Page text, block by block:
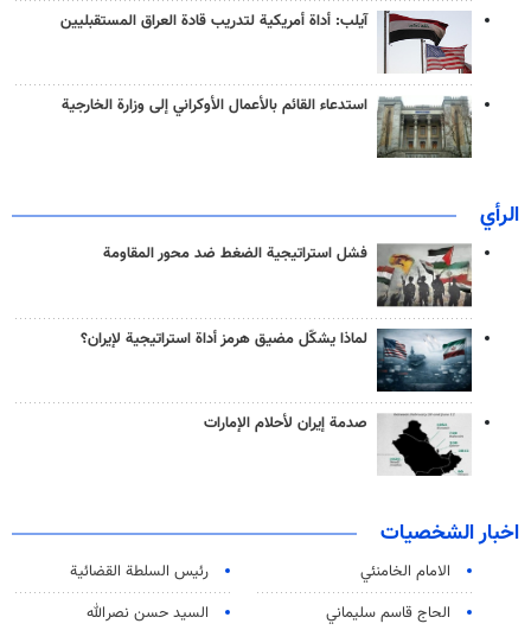
آيلب: أداة أمريكية لتدريب قادة العراق المستقبليين
استدعاء القائم بالأعمال الأوكراني إلى وزارة الخارجية
الرأي
فشل استراتيجية الضغط ضد محور المقاومة
لماذا يشكّل مضيق هرمز أداة استراتيجية لإيران؟
صدمة إيران لأحلام الإمارات
اخبار الشخصيات
الامام الخامنئي
رئیس السلطة القضائیة
الحاج قاسم سليماني
السيد حسن نصرالله